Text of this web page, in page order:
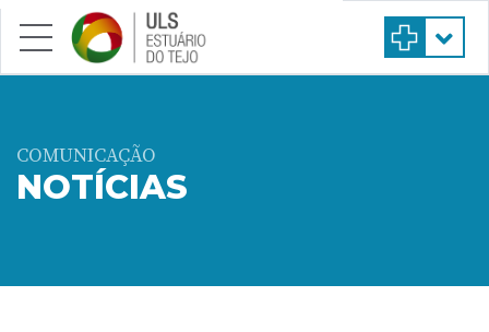
Saltar para conteúdo principal
COMUNICAÇÃO
NOTÍCIAS